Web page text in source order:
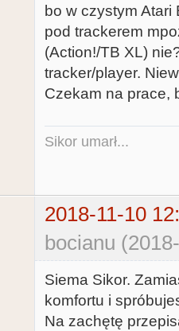
bo w czystym
pod trackerem
(Action!/TB XL)
tracker/player.
Czekam na prace,
Sikor umarł...
2018-11-10
bocianu
Siema Sikor.
komfortu i
Na zachętę